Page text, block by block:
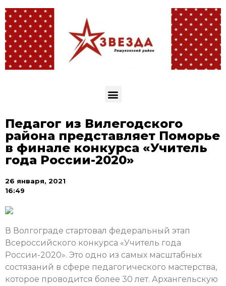
Педагог из Вилегодского
района представляет Поморье
в финале конкурса «Учитель
года России-2020»
26 января, 2021
16:49
В Волгограде стартовал федеральный этап
Всероссийского конкурса «Учитель года
России-2020». Это одно из самых масштабных
состязаний в сфере педагогического мастерства,
которое проводится более 30 лет. Архангельскую